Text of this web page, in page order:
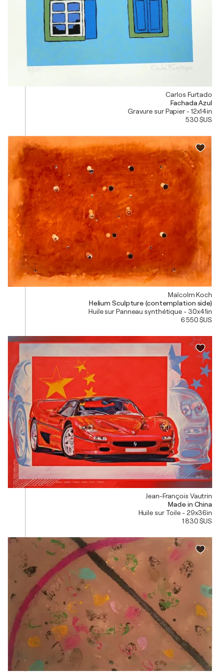
Carlos Furtado
Fachada Azul
Gravure sur Papier - 12x14in
530 $US
Malcolm Koch
Helium Sculpture (contemplation side)
Huile sur Panneau synthétique - 30x41in
6 550 $US
Jean-François Vautrin
Made in China
Huile sur Toile - 29x36in
1 830 $US